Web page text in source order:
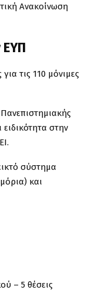
Ανακοίνωση
ΕΥΠ
τις 110 μόνιμες
στην
σύστημα
και
– 5 θέσεις